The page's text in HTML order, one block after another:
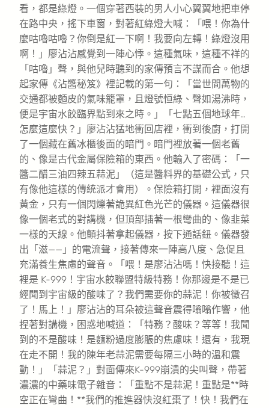
看，都是綠燈。一個穿著西裝的男人小心翼翼地把車停
在路中央，搖下車窗，對著紅綠燈大喊：「喂！你為什
麼咕嚕咕嚕？你倒是紅一下啊！我要向左轉！綠燈沒用
啊！」廖沾沾感覺到一陣心悸。這種氣味，這種不祥的
「咕嚕」聲，與他兒時聽到的家傳預言不謀而合。他想
起家傳《沾醬秘笈》裡記載的第一句：「當世間萬物的
交通都被麵皮的氣味籠罩，且燈號恒綠、聲如湯沸時，
便是宇宙水餃臨界點到來之時。」「七點五個地球年…
怎麼這麼快？」廖沾沾猛地衝回店裡，衝到後廚，打開
了一個藏在舊冰櫃後面的暗門。暗門裡放著一個老舊
的、像是古代金屬保險箱的東西。他輸入了密碼：「一
醬二醋三油四辣五蒜泥」（這是醬料界的基礎公式，只
有像他這樣的傳統派才會用）。保險箱打開，裡面沒有
黃金，只有一個閃爍著詭異紅色光芒的儀器。這儀器很
像一個老式的對講機，但頂部插著一根彎曲的、像韭菜
一樣的天線。他顫抖著拿起儀器，按下通話鈕。儀器發
出「滋——」的電流聲，接著傳來一陣高八度、急促且
充滿養生焦慮的聲音。「喂！是廖沾沾嗎！快接聽！這
裡是 K-999！宇宙水餃聯盟特級特務！你那邊是不是已
經聞到宇宙級的酸味了？我們需要你的蒜泥！你被徵召
了！馬上！」廖沾沾的耳朵被這聲音震得嗡嗡作響，他
捏著對講機，困惑地喊道：「特務？酸味？等等！我聞
到的不是酸味！是麵粉過度膨脹的焦慮味！還有，我現
在走不開！我的陳年老蒜泥需要每隔三小時的溫和震
動！」「蒜泥？」對面傳來K-999崩潰的尖叫聲，帶著
濃濃的中藥味電子雜音：「重點不是蒜泥！重點是**時
空正在彎曲！**我們的推進器快沒紅棗了！快！我們在